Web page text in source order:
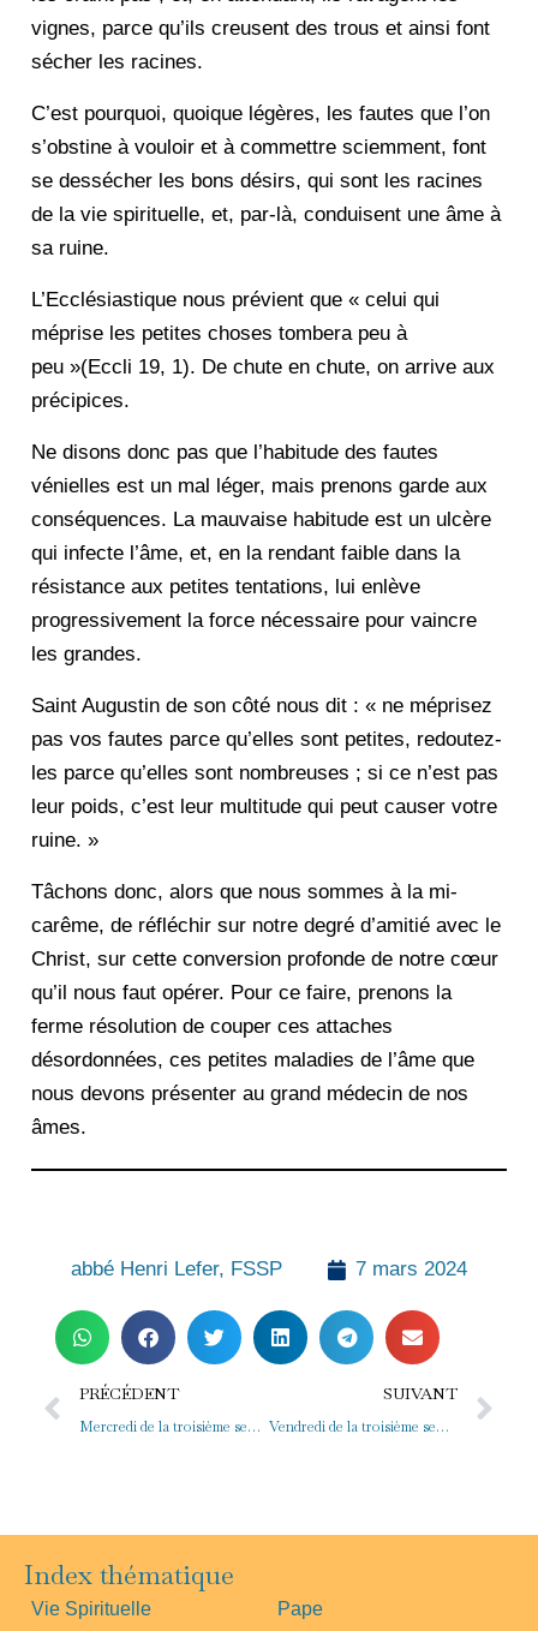
vignes, parce qu’ils creusent des trous et ainsi font
sécher les racines.
C’est pourquoi, quoique légères, les fautes que l’on
s’obstine à vouloir et à commettre sciemment, font
se dessécher les bons désirs, qui sont les racines
de la vie spirituelle, et, par-là, conduisent une âme à
sa ruine.
L’Ecclésiastique nous prévient que « celui qui
méprise les petites choses tombera peu à
peu »(Eccli 19, 1). De chute en chute, on arrive aux
précipices.
Ne disons donc pas que l’habitude des fautes
vénielles est un mal léger, mais prenons garde aux
conséquences. La mauvaise habitude est un ulcère
qui infecte l’âme, et, en la rendant faible dans la
résistance aux petites tentations, lui enlève
progressivement la force nécessaire pour vaincre
les grandes.
Saint Augustin de son côté nous dit : « ne méprisez
pas vos fautes parce qu’elles sont petites, redoutez-
les parce qu’elles sont nombreuses ; si ce n’est pas
leur poids, c’est leur multitude qui peut causer votre
ruine. »
Tâchons donc, alors que nous sommes à la mi-
carême, de réfléchir sur notre degré d’amitié avec le
Christ, sur cette conversion profonde de notre cœur
qu’il nous faut opérer. Pour ce faire, prenons la
ferme résolution de couper ces attaches
désordonnées, ces petites maladies de l’âme que
nous devons présenter au grand médecin de nos
âmes.
abbé Henri Lefer, FSSP 7 mars 2024
Précédent
PRÉCÉDENT
Mercredi de la troisième semaine de carême
SUIVANT
Vendredi de la troisième semaine de carême
Index thématique
Vie Spirituelle
Pape